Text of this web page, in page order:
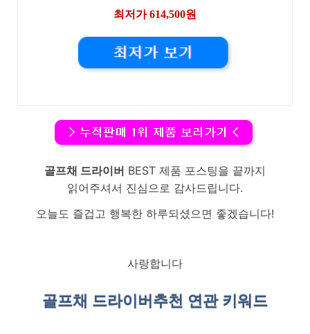
최저가 614,500원
골프채 드라이버 BEST 제품 포스팅을 끝까지
읽어주셔서 진심으로 감사드립니다.
오늘도 즐겁고 행복한 하루되셨으면 좋겠습니다!
사랑합니다
골프채 드라이버 추천 연관 키워드